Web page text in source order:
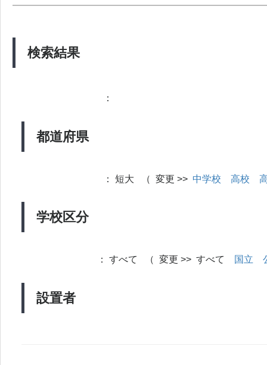
検索結果
都道府県
：
学校区分
： 短大 （ 変更 >> 中学校 高校
設置者
： すべて （ 変更 >> すべて 国立